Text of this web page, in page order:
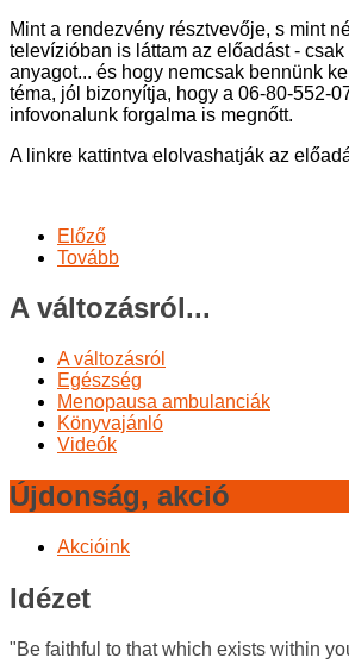
Mint a rendezvény résztvevője, s mint
televízióban is láttam az előadást -
anyagot... és hogy nemcsak bennünk
téma, jól bizonyítja, hogy a 06-80-552-
infovonalunk forgalma is megnőtt.
A linkre kattintva elolvashatják az
Előző
Tovább
A változásról...
A változásról
Egészség
Menopausa ambulanciák
Könyvajánló
Videók
Újdonság, akció
Akcióink
Idézet
"Be faithful to that which exists within